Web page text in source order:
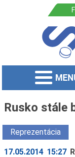
Rusko stále
Reprezentácia
17.05.2014 15:27